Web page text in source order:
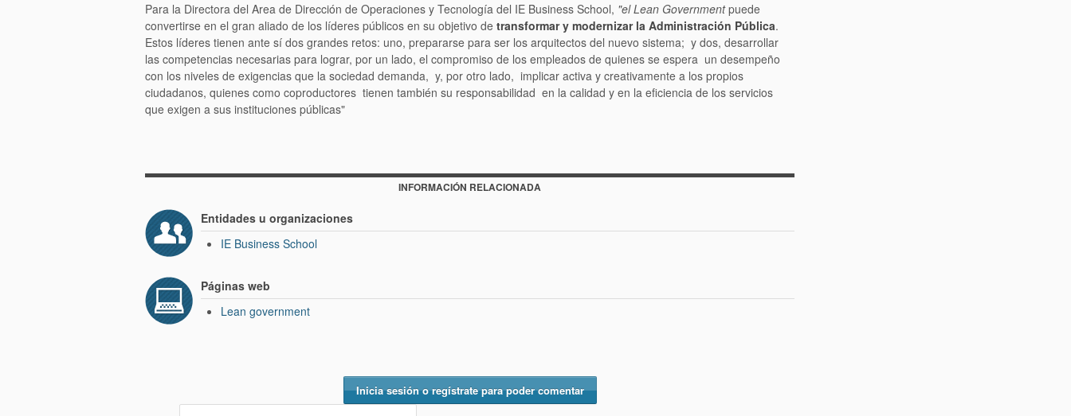
Para la Directora del Area de Dirección de Operaciones y Tecnología del IE Business School, "el Lean Governmentpuede
convertirse en el gran aliado de los líderes públicos en su objetivo de transformar y modernizar la Administración Pública.
Estos líderes tienen ante sí dos grandes retos: uno, prepararse para ser los arquitectos del nuevo sistema; y dos, desarrollar
las competencias necesarias para lograr, por un lado, el compromiso de los empleados de quienes se espera un desempeño
con los niveles de exigencias que la sociedad demanda, y, por otro lado, implicar activa y creativamente a los propios
ciudadanos, quienes como coproductores tienen también su responsabilidad en la calidad y en la eficiencia de los servicios
que exigen a sus instituciones públicas"
INFORMACIÓN RELACIONADA
Entidades u organizaciones
IE Business School
Páginas web
Lean government
Inicia sesión o regístrate para poder comentar